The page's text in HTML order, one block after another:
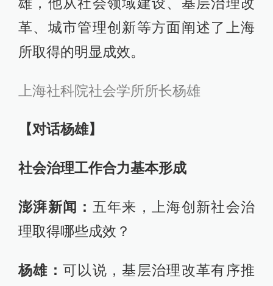
革、城市管理创新等方面阐述了上海
所取得的明显成效。
上海社科院社会学所所长杨雄
【对话杨雄】
社会治理工作合力基本形成
澎湃新闻： 五年来，上海创新社会治
理取得哪些成效？
杨雄： 可以说，基层治理改革有序推